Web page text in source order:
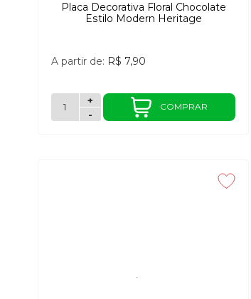
Placa Decorativa Floral Chocolate
Estilo Modern Heritage
A partir de: R$ 7,90
-
+
COMPRAR